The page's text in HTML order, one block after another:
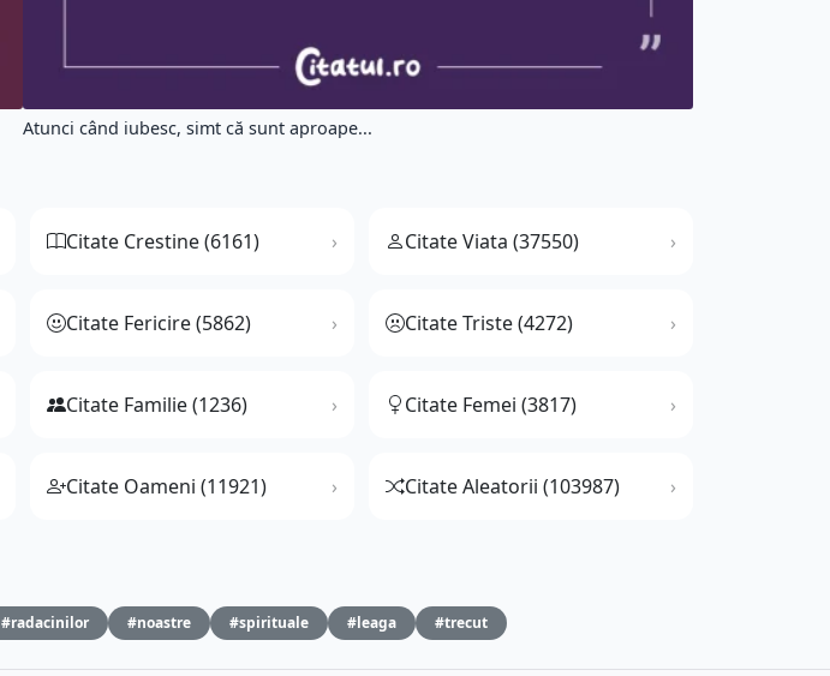
Atunci când iubesc, simt că sunt aproape...
Citate Crestine (6161) Citate Viata (37550)
Citate Fericire (5862) Citate Triste (4272)
Citate Familie (1236) Citate Femei (3817)
Citate Oameni (11921) Citate Aleatorii (103987)
#radacinilor #noastre #spirituale #leaga #trecut